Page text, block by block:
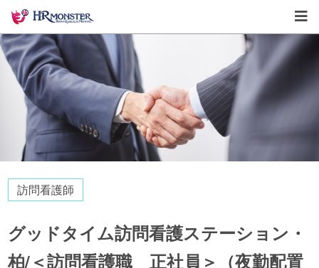
訪問看護師
グッドタイム訪問看護ステーション・
柏/＜訪問看護職 正社員＞（夜勤配置